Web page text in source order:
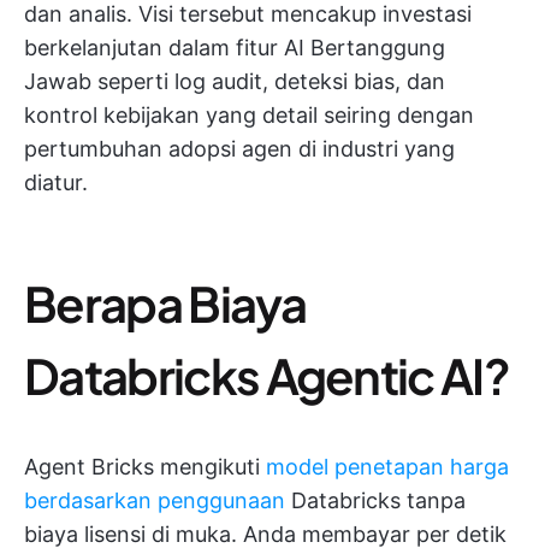
dan analis. Visi tersebut mencakup investasi
berkelanjutan dalam fitur AI Bertanggung
Jawab seperti log audit, deteksi bias, dan
kontrol kebijakan yang detail seiring dengan
pertumbuhan adopsi agen di industri yang
diatur.
Berapa Biaya
Databricks Agentic AI?
Agent Bricks mengikuti model penetapan harga
berdasarkan penggunaan Databricks tanpa
biaya lisensi di muka. Anda membayar per detik